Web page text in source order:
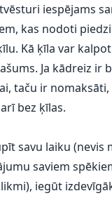
iespējams
kas nodoti
Kā ķīla var
Ja kādreiz ir
taču ir
bez ķīlas.
savu laiku (nevis
saviem
iegūt